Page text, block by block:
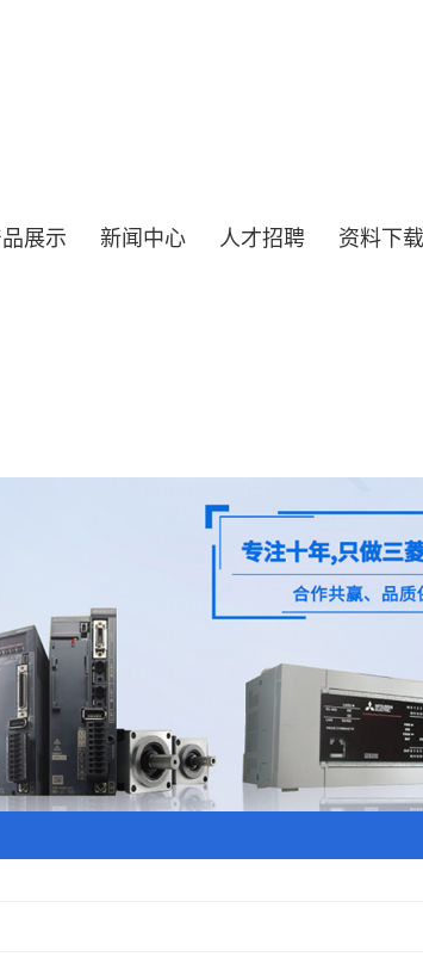
展示 新闻中心 人才招聘 资料下载